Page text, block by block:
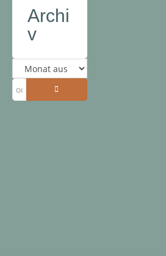
Archi
v